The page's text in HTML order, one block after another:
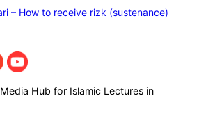
– How to receive rizk (sustenance)
Media Hub for Islamic Lectures in